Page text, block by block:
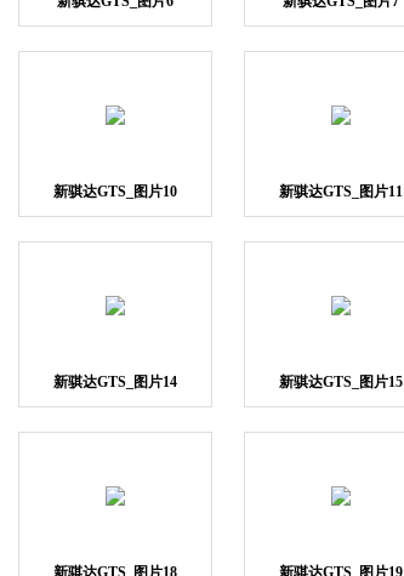
新骐达GTS_图片10 新骐达GTS_图片11
新骐达GTS_图片14 新骐达GTS_图片15
新骐达GTS_图片18 新骐达GTS_图片19